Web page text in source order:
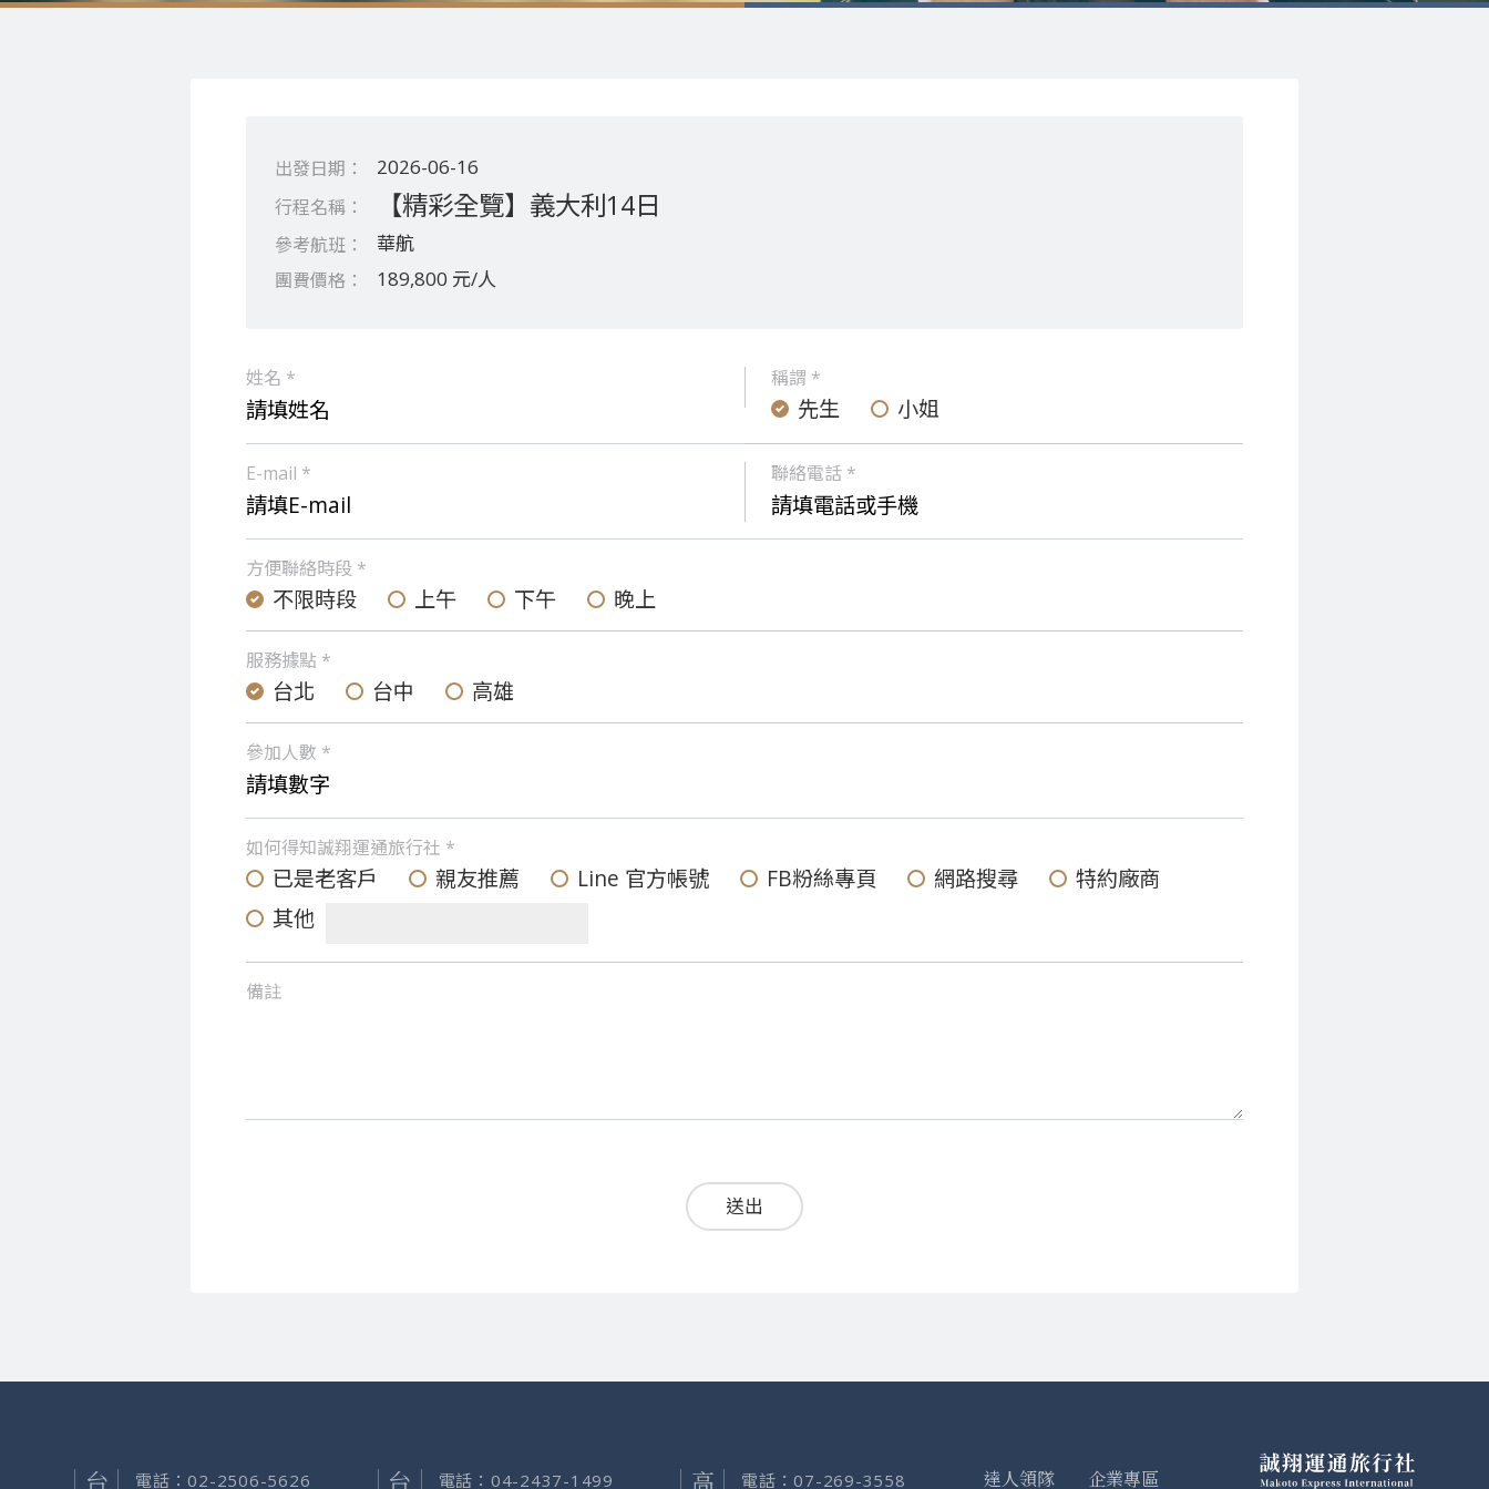
2026-06-16
【精彩全覽】義大利14日
華航
189,800 元/人
姓名 * 稱謂 *
先生 小姐
E-mail * 聯絡電話 *
方便聯絡時段 *
不限時段 上午 下午 晚上
服務據點 *
台北 台中 高雄
參加人數 *
如何得知誠翔運通旅行社 *
已是老客戶 親友推薦 Line 官方帳號 FB粉絲專頁 網路搜尋
特約廠商
其他
備註
送出
電話：02-2506-5626 電話： 04-2437-1499 電話：07-269-3558 達人領隊 企業專區